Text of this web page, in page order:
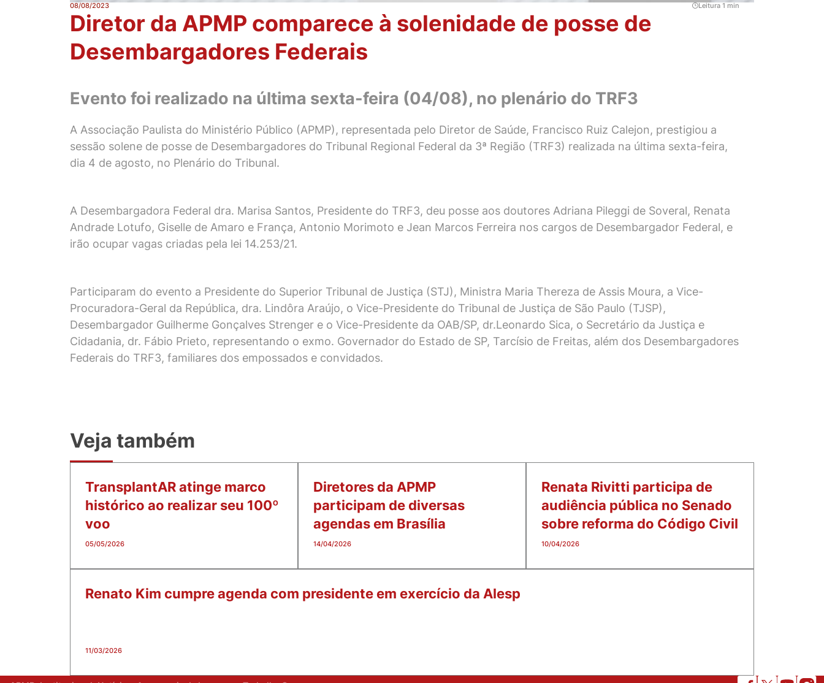
08/08/2023 Leitura 1 min
Diretor da APMP comparece à solenidade de posse de
Desembargadores Federais
Evento foi realizado na última sexta-feira (04/08), no plenário do TRF3
A Associação Paulista do Ministério Público (APMP), representada pelo Diretor de Saúde, Francisco Ruiz Calejon, prestigiou a
sessão solene de posse de Desembargadores do Tribunal Regional Federal da 3ª Região (TRF3) realizada na última sexta-feira,
dia 4 de agosto, no Plenário do Tribunal.
A Desembargadora Federal dra. Marisa Santos, Presidente do TRF3, deu posse aos doutores Adriana Pileggi de Soveral, Renata
Andrade Lotufo, Giselle de Amaro e França, Antonio Morimoto e Jean Marcos Ferreira nos cargos de Desembargador Federal, e
irão ocupar vagas criadas pela lei 14.253/21.
Participaram do evento a Presidente do Superior Tribunal de Justiça (STJ), Ministra Maria Thereza de Assis Moura, a Vice-
Procuradora-Geral da República, dra. Lindôra Araújo, o Vice-Presidente do Tribunal de Justiça de São Paulo (TJSP),
Desembargador Guilherme Gonçalves Strenger e o Vice-Presidente da OAB/SP, dr.Leonardo Sica, o Secretário da Justiça e
Cidadania, dr. Fábio Prieto, representando o exmo. Governador do Estado de SP, Tarcísio de Freitas, além dos Desembargadores
Federais do TRF3, familiares dos empossados e convidados.
Veja também
TransplantAR atinge marco
histórico ao realizar seu 100º
voo
05/05/2026
Diretores da APMP
participam de diversas
agendas em Brasília
14/04/2026
Renata Rivitti participa de
audiência pública no Senado
sobre reforma do Código Civil
10/04/2026
Renato Kim cumpre agenda com presidente em exercício da Alesp
11/03/2026